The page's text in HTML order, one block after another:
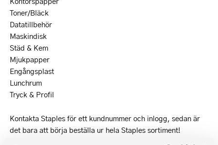
Toner/Bläck
Datatillbehör
Maskindisk
Städ & Kem
Mjukpapper
Engångsplast
Lunchrum
Tryck & Profil
Kontakta Staples för ett kundnummer och inlogg, sedan är
det bara att börja beställa ur hela Staples sortiment!